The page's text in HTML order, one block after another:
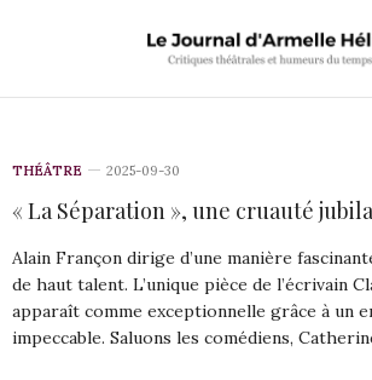
THÉÂTRE 2025-09-30
« La Séparation », une cruauté
Alain Françon dirige d’une manière
de haut talent. L’unique pièce de l’écrivain
apparaît comme exceptionnelle grâce à un
impeccable. Saluons les comédiens,